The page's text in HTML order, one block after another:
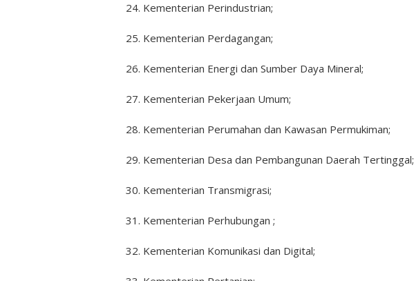
24. Kementerian Perindustrian;
25. Kementerian Perdagangan;
26. Kementerian Energi dan Sumber Daya Mineral;
27. Kementerian Pekerjaan Umum;
28. Kementerian Perumahan dan Kawasan Permukiman;
29. Kementerian Desa dan Pembangunan Daerah Tertinggal;
30. Kementerian Transmigrasi;
31. Kementerian Perhubungan ;
32. Kementerian Komunikasi dan Digital;